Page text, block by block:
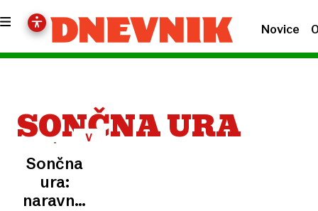
Novice
SONČNA URA
V
Sončna
ura:
naravna,